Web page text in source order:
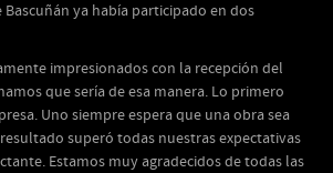
Bascuñán ya había participado en dos
impresionados con la recepción del
que sería de esa manera. Lo primero
Uno siempre espera que una obra sea
superó todas nuestras expectativas
Estamos muy agradecidos de todas las